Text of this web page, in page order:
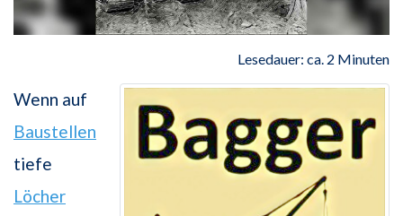
Lesedauer: ca. 2 Minuten
Wenn auf
Baustellen
tiefe
Löcher